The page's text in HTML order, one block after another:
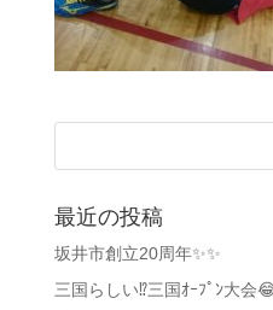
最近の投稿
坂井市創立20周年✨✨
三国らしい⁉️三国ｵｰﾌﾟﾝ大会